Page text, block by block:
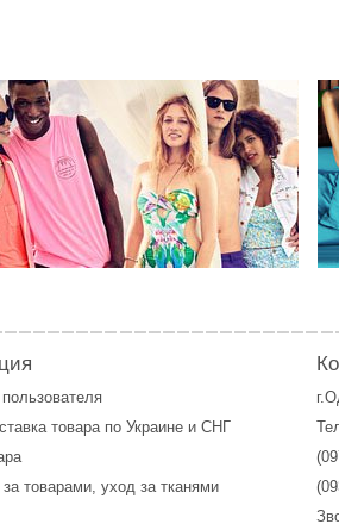
товара по Украине и СНГ
товарами, уход за тканями